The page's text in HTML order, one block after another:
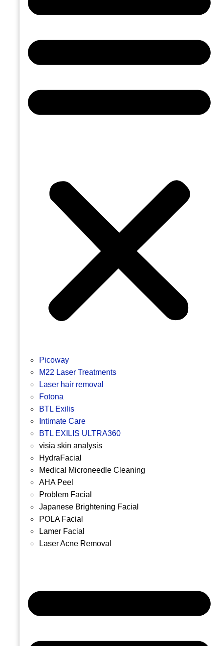
Picoway
M22 Laser Treatments
Laser hair removal
Fotona
BTL Exilis
Intimate Care
BTL EXILIS ULTRA360
visia skin analysis
HydraFacial
Medical Microneedle Cleaning
AHA Peel
Problem Facial
Japanese Brightening Facial
POLA Facial
Lamer Facial
Laser Acne Removal